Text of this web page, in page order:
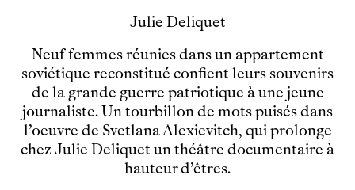
Julie Deliquet
Neuf femmes réunies dans un appartement
soviétique reconstitué confient leurs souvenirs
de la grande guerre patriotique à une jeune
journaliste. Un tourbillon de mots puisés dans
l’oeuvre de Svetlana Alexievitch, qui prolonge
chez Julie Deliquet un théâtre documentaire à
hauteur d’êtres.
Créations deFanny de Chaillé
Coproductions
Ensemble
Participer
Venir en groupe
Découvrir
Le théâtre